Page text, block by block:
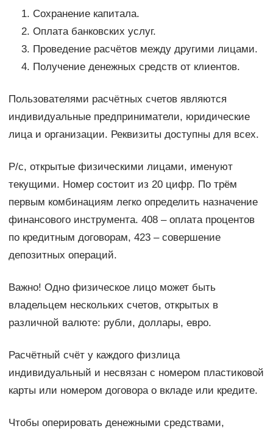
Сохранение капитала.
Оплата банковских услуг.
Проведение расчётов между другими лицами.
Получение денежных средств от клиентов.
Пользователями расчётных счетов являются
индивидуальные предприниматели, юридические
лица и организации. Реквизиты доступны для всех.
Р/с, открытые физическими лицами, именуют
текущими. Номер состоит из 20 цифр. По трём
первым комбинациям легко определить назначение
финансового инструмента. 408 – оплата процентов
по кредитным договорам, 423 – совершение
депозитных операций.
Важно! Одно физическое лицо может быть
владельцем нескольких счетов, открытых в
различной валюте: рубли, доллары, евро.
Расчётный счёт у каждого физлица
индивидуальный и несвязан с номером пластиковой
карты или номером договора о вкладе или кредите.
Чтобы оперировать денежными средствами,